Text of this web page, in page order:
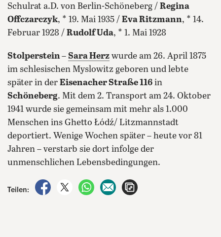
Schulrat a.D. von Berlin-Schöneberg / Regina
Offczarczyk, * 19. Mai 1935 / Eva Ritzmann, * 14.
Februar 1928 / Rudolf Uda, * 1. Mai 1928
Stolperstein– Sara Herz wurde am 26. April 1875
im schlesischen Myslowitz geboren und lebte
später in der Eisenacher Straße 116 in
Schöneberg. Mit dem 2. Transport am 24. Oktober
1941 wurde sie gemeinsam mit mehr als 1.000
Menschen ins Ghetto Łódź/ Litzmannstadt
deportiert. Wenige Wochen später – heute vor 81
Jahren – verstarb sie dort infolge der
unmenschlichen Lebensbedingungen.
Teilen:
auf Facebook teilen
auf X teilenper WhatsApp teilen
per E-Mail teilen